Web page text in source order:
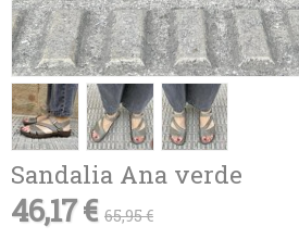
Sandalia Ana verde
46,17 € 65,95 €